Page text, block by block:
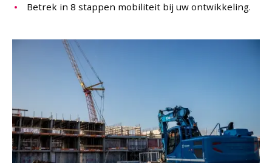
Betrek in 8 stappen mobiliteit bij uw ontwikkeling.